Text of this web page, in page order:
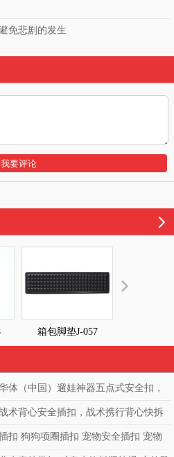
免悲剧的发生
箱包脚垫J-057
体（中国）遛娃神器五点式安全扣，
。
术背心安全插扣，战术携行背心快拆
突击战术马甲快拆扣
扣 狗狗项圈插扣 宠物安全插扣 宠物